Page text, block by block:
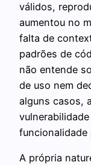
válidos,
aumentou no
falta de
padrões de
não entende
de uso nem
alguns casos,
funcionalidade
A própria